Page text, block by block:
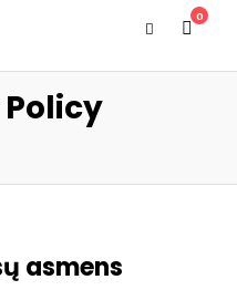
0
asmens